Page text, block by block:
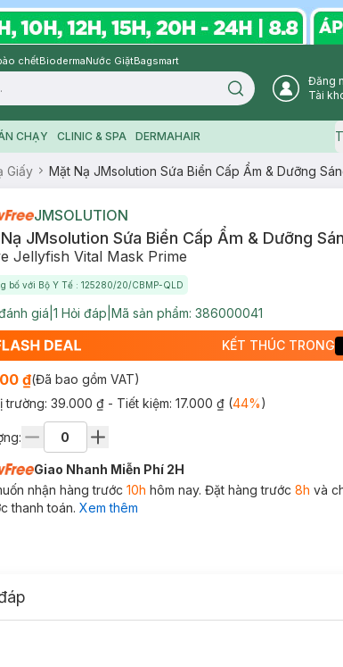
chếtBiodermaNước GiặtBagsmart
Search icon
Đăng
Tài
CHẠY CLINIC & SPA DERMAHAIR
Giấy Mặt Nạ JMsolution Sứa Biển Cấp Ẩm & Dưỡng
JMSOLUTION
JMsolution Sứa Biển Cấp Ẩm & Dưỡng
Jellyfish Vital Mask Prime
bố với Bộ Y Tế : 125280/20/CBMP-QLD
giá 1 Hỏi đáp Mã sản phẩm: 386000041
KẾT THÚC TRONG
₫(Đã bao gồm VAT)
trường: 39.000 ₫ - Tiết kiệm: 17.000 ₫(44%)
Giao Nhanh Miễn Phí 2H
nhận hàng trước 10h hôm nay. Đặt hàng trước 8h và
thanh toán. Xem thêm